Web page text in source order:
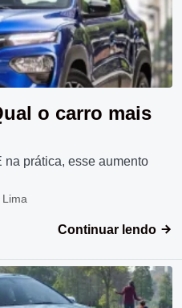
o carro mais
na prática, esse aumento
Continuar lendo